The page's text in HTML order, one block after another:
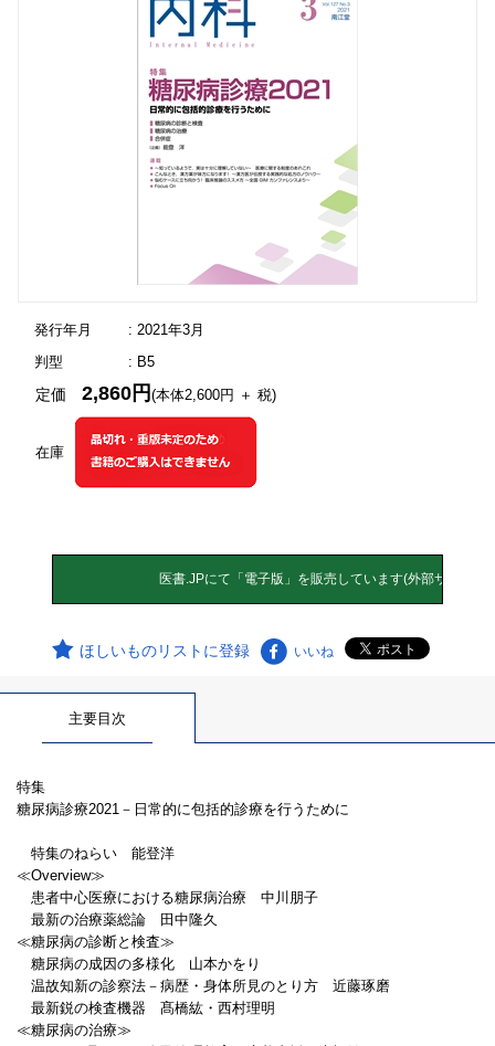
発行年月
: 2021年3月
判型
: B5
在庫
定価2,860円(本体2,600円 ＋ 税)
ほしいものリストに登録 いいね
主要目次
特集
糖尿病診療2021－日常的に包括的診療を行うために
特集のねらい 能登洋
≪Overview≫
患者中心医療における糖尿病治療 中川朋子
最新の治療薬総論 田中隆久
≪糖尿病の診断と検査≫
糖尿病の成因の多様化 山本かをり
温故知新の診察法－病歴・身体所見のとり方 近藤琢磨
最新鋭の検査機器 髙橋紘・西村理明
≪糖尿病の治療≫